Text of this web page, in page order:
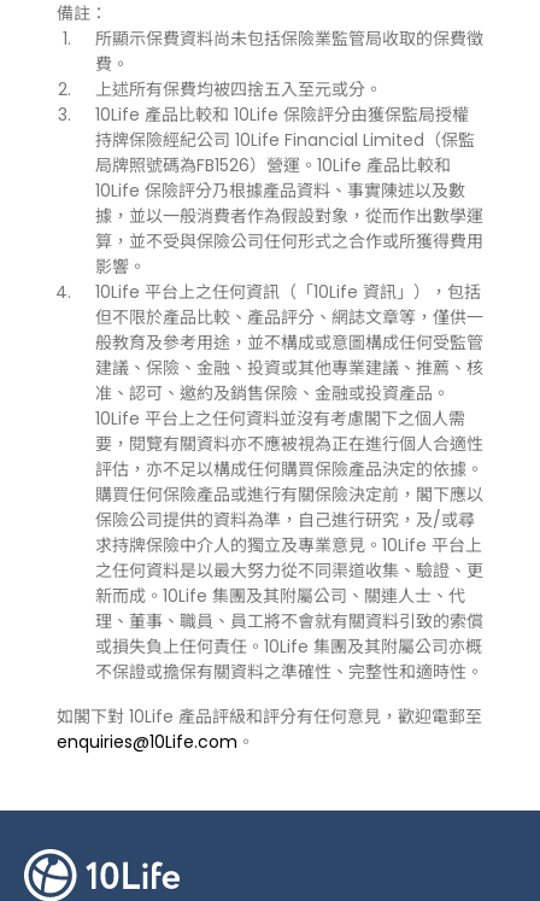
備註：
所顯示保費資料尚未包括保險業監管局收取的保費徵
費。
上述所有保費均被四捨五入至元或分。
10Life 產品比較和 10Life 保險評分由獲保監局授權
持牌保險經紀公司 10Life Financial Limited（保監
局牌照號碼為FB1526）營運。10Life 產品比較和
10Life 保險評分乃根據產品資料、事實陳述以及數
據，並以一般消費者作為假設對象，從而作出數學運
算，並不受與保險公司任何形式之合作或所獲得費用
影響。
10Life 平台上之任何資訊（「10Life 資訊」），包括
但不限於產品比較、產品評分、網誌文章等，僅供一
般教育及參考用途，並不構成或意圖構成任何受監管
建議、保險、金融、投資或其他專業建議、推薦、核
准、認可、邀約及銷售保險、金融或投資產品。
10Life 平台上之任何資料並沒有考慮閣下之個人需
要，閱覽有關資料亦不應被視為正在進行個人合適性
評估，亦不足以構成任何購買保險產品決定的依據。
購買任何保險產品或進行有關保險決定前，閣下應以
保險公司提供的資料為準，自己進行研究，及/或尋
求持牌保險中介人的獨立及專業意見。10Life 平台上
之任何資料是以最大努力從不同渠道收集、驗證、更
新而成。10Life 集團及其附屬公司、關連人士、代
理、董事、職員、員工將不會就有關資料引致的索償
或損失負上任何責任。10Life 集團及其附屬公司亦概
不保證或擔保有關資料之準確性、完整性和適時性。
如閣下對 10Life 產品評級和評分有任何意見，歡迎電郵至
enquiries@10Life.com 。